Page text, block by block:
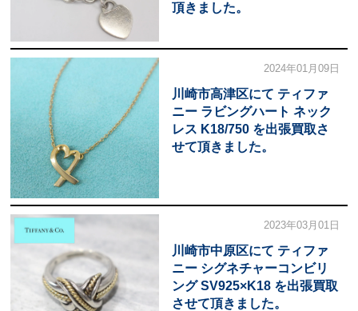
頂きました。
2024年01月09日
川崎市高津区にて ティファ
ニー ラビングハート ネック
レス K18/750 を出張買取さ
せて頂きました。
2023年03月01日
川崎市中原区にて ティファ
ニー シグネチャーコンビリ
ング SV925×K18 を出張買取
させて頂きました。